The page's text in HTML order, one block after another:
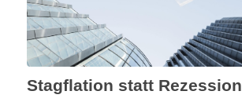
Stagflation statt Rezession